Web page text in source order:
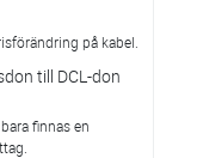
på kabel.
till DCL-don
finnas en